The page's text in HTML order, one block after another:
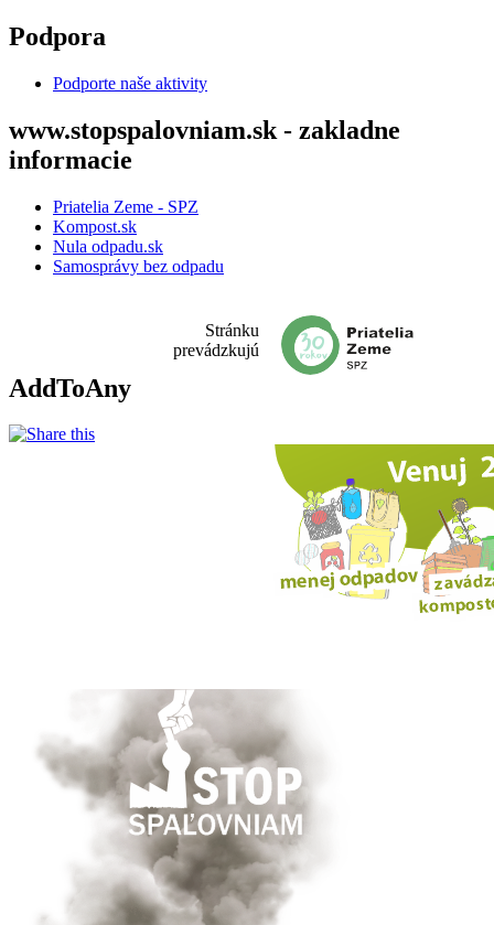
Skočiť na hlavný obsah
Podpora
Podporte naše aktivity
www.stopspalovniam.sk - zakladne
informacie
Priatelia Zeme - SPZ
Kompost.sk
Nula odpadu.sk
Samosprávy bez odpadu
Stránku
prevádzkujú
AddToAny